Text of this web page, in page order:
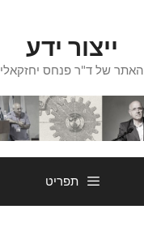
ייצור ידע
האתר של ד"ר פנחס יחזקאלי
תפריט